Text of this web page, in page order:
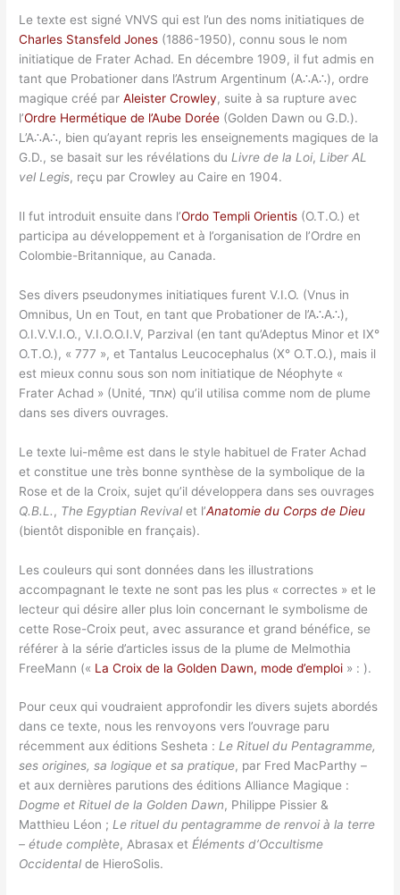
Le texte est signé VNVS qui est l’un des noms initiatiques de
Charles Stansfeld Jones (1886-1950), connu sous le nom
initiatique de Frater Achad. En décembre 1909, il fut admis en
tant que Probationer dans l’Astrum Argentinum (A∴A∴), ordre
magique créé parAleister Crowley, suite à sa rupture avec
l’Ordre Hermétique de l’Aube Dorée (Golden Dawn ou G.D.).
L’A∴A∴, bien qu’ayant repris les enseignements magiques de la
G.D., se basait sur les révélations du Livre de la Loi, Liber AL
vel Legis, reçu par Crowley au Caire en 1904.
Il fut introduit ensuite dans l’Ordo Templi Orientis (O.T.O.) et
participa au développement et à l’organisation de l’Ordre en
Colombie-Britannique, au Canada.
Ses divers pseudonymes initiatiques furent V.I.O. (Vnus in
Omnibus, Un en Tout, en tant que Probationer de l’A∴A∴),
O.I.V.V.I.O., V.I.O.O.I.V, Parzival (en tant qu’Adeptus Minor et IX°
O.T.O.), « 777 », et Tantalus Leucocephalus (X° O.T.O.), mais il
est mieux connu sous son nom initiatique de Néophyte «
Frater Achad » (Unité, אחד) qu’il utilisa comme nom de plume
dans ses divers ouvrages.
Le texte lui-même est dans le style habituel de Frater Achad
et constitue une très bonne synthèse de la symbolique de la
Rose et de la Croix, sujet qu’il développera dans ses ouvrages
Q.B.L. , The Egyptian Revival et l’Anatomie du Corps de Dieu
(bientôt disponible en français).
Les couleurs qui sont données dans les illustrations
accompagnant le texte ne sont pas les plus « correctes » et le
lecteur qui désire aller plus loin concernant le symbolisme de
cette Rose-Croix peut, avec assurance et grand bénéfice, se
référer à la série d’articles issus de la plume de Melmothia
FreeMann (« La Croix de la Golden Dawn, mode d’emploi » : ).
Pour ceux qui voudraient approfondir les divers sujets abordés
dans ce texte, nous les renvoyons vers l’ouvrage paru
récemment aux éditions Sesheta :Le Rituel du Pentagramme,
ses origines, sa logique et sa pratique, par Fred MacParthy –
et aux dernières parutions des éditions Alliance Magique :
Dogme et Rituel de la Golden Dawn, Philippe Pissier &
Matthieu Léon ;Le rituel du pentagramme de renvoi à la terre
– étude complète, Abrasax etÉléments d’Occultisme
Occidental de HieroSolis.